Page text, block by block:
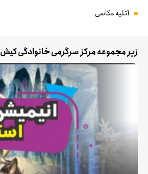
آتلیه عکاسی
زیر مجموعه مرکز سرگرمی خانوادگی کیش